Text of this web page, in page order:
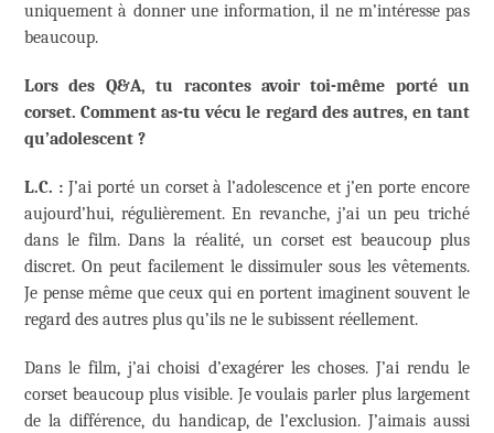
uniquement à donner une information, il ne m’intéresse pas
beaucoup.
Lors des Q&A, tu racontes avoir toi-même porté un
corset. Comment as-tu vécu le regard des autres, en tant
qu’adolescent ?
L.C. :J’ai porté un corset à l’adolescence et j’en porte encore
aujourd’hui, régulièrement. En revanche, j’ai un peu triché
dans le film. Dans la réalité, un corset est beaucoup plus
discret. On peut facilement le dissimuler sous les vêtements.
Je pense même que ceux qui en portent imaginent souvent le
regard des autres plus qu’ils ne le subissent réellement.
Dans le film, j’ai choisi d’exagérer les choses. J’ai rendu le
corset beaucoup plus visible. Je voulais parler plus largement
de la différence, du handicap, de l’exclusion. J’aimais aussi